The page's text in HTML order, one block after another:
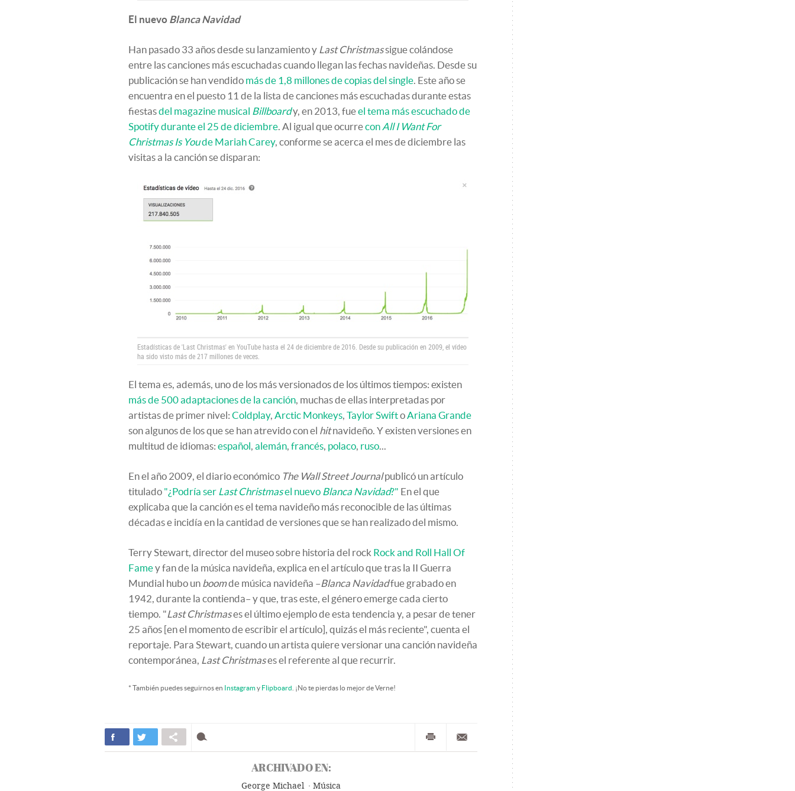
El nuevo Blanca Navidad
Han pasado 33 años desde su lanzamiento y Last Christmassigue colándose
entre las canciones más escuchadas cuando llegan las fechas navideñas. Desde su
publicación se han vendido más de 1,8 millones de copias del single. Este año se
encuentra en el puesto 11 de la lista de canciones más escuchadas durante estas
fiestasdel magazine musical Billboardy, en 2013, fueel tema más escuchado de
Spotify durante el 25 de diciembre. Al igual que ocurrecon All I Want For
Christmas Is Youde Mariah Carey, conforme se acerca el mes de diciembre las
visitas a la canción se disparan:
Estadísticas de 'Last Christmas' en YouTube hasta el 24 de diciembre de 2016. Desde su publicación en 2009, el vídeo
ha sido visto más de 217 millones de veces.
El tema es, además, uno de los más versionados de los últimos tiempos: existen
más de 500 adaptaciones de la canción, muchas de ellas interpretadas por
artistas de primer nivel: Coldplay, Arctic Monkeys, Taylor SwiftoAriana Grande
son algunos de los que se han atrevido con el hitnavideño. Y existen versiones en
multitud de idiomas: español, alemán, francés, polaco, ruso...
En el año 2009, el diario económico The Wall Street Journalpublicó un artículo
titulado "¿Podría ser Last Christmasel nuevo Blanca Navidad?" En el que
explicaba que la canción es el tema navideño más reconocible de las últimas
décadas e incidía en la cantidad de versiones que se han realizado del mismo.
Terry Stewart, director del museo sobre historia del rock Rock and Roll Hall Of
Famey fan de la música navideña, explica en el artículo que tras la II Guerra
Mundial hubo un boomde música navideña –Blanca Navidadfue grabado en
1942, durante la contienda– y que, tras este, el género emerge cada cierto
tiempo. "Last Christmases el último ejemplo de esta tendencia y, a pesar de tener
25 años [en el momento de escribir el artículo], quizás el más reciente", cuenta el
reportaje. Para Stewart, cuando un artista quiere versionar una canción navideña
contemporánea, Last Christmases el referente al que recurrir.
* También puedes seguirnos en Instagramy Flipboard . ¡No te pierdas lo mejor de Verne!
ARCHIVADO EN:
George Michael Música